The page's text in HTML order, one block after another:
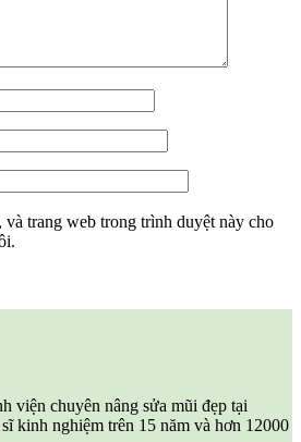
trang web trong trình duyệt này cho
viện chuyên nâng sửa mũi đẹp tại
kinh nghiệm trên 15 năm và hơn 12000